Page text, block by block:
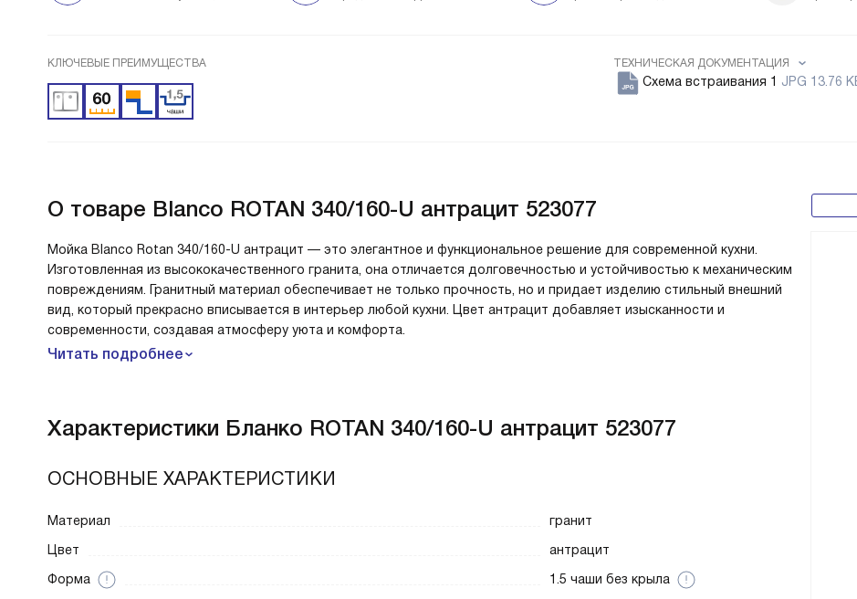
КЛЮЧЕВЫЕ ПРЕИМУЩЕСТВА ТЕХНИЧЕСКАЯ ДОКУМЕНТАЦИЯ
Схема встраивания 1 JPG 13.76
О товаре Blanco ROTAN 340/160-U антрацит 523077
Мойка Blanco Rotan 340/160-U антрацит — это элегантное и функциональное решение для современной кухни.
Изготовленная из высококачественного гранита, она отличается долговечностью и устойчивостью к механическим
повреждениям. Гранитный материал обеспечивает не только прочность, но и придает изделию стильный внешний
вид, который прекрасно вписывается в интерьер любой кухни. Цвет антрацит добавляет изысканности и
современности, создавая атмосферу уюта и комфорта.
Читать подробнее
Характеристики Бланко ROTAN 340/160-U антрацит 523077
ОСНОВНЫЕ ХАРАКТЕРИСТИКИ
Материал
гранит
Цвет
антрацит
Форма
1.5 чаши без крыла